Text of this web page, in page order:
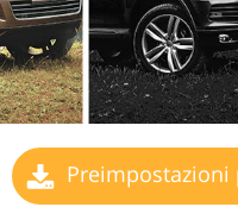
Preimpostazioni